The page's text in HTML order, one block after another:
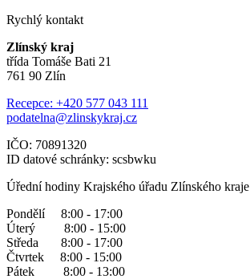
Rychlý kontakt
Zlínský kraj
třída Tomáše Bati 21
761 90 Zlín
Recepce: +420 577 043 111
podatelna@zlinskykraj.cz
IČO: 70891320
ID datové schránky: scsbwku
Úřední hodiny Krajského úřadu Zlínského kraje
Pondělí 8:00 - 17:00
Úterý 8:00 - 15:00
Středa 8:00 - 17:00
Čtvrtek 8:00 - 15:00
Pátek 8:00 - 13:00